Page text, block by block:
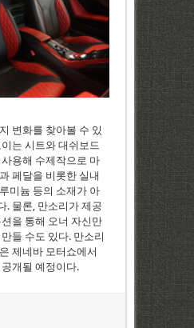
변화를 찾아볼 수 있
는 시트와 대쉬보드
용해 수제작으로 마
페달을 비롯한 실내
미늄 등의 소재가 아
. 물론, 만소리가 제공
을 통해 오너 자신만
들 수도 있다. 만소리
제네바 모터쇼에서
개될 예정이다.